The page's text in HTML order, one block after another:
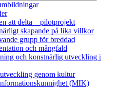
att delta – pilotprojekt
skapande på lika villkor
grupp för breddad
och mångfald
och konstnärlig utveckling i
genom kultur
(MIK)